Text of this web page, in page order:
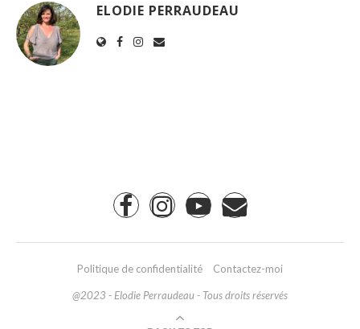
ELODIE PERRAUDEAU
Politique de confidentialité Contactez-moi
@2023 - Elodie Perraudeau - Tous droits réservés